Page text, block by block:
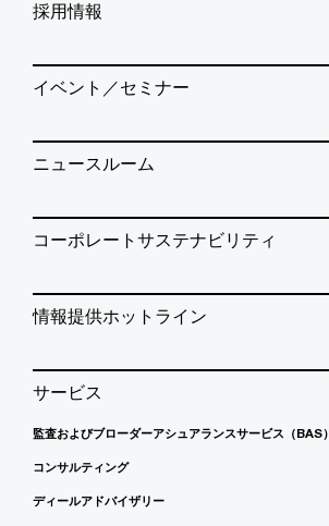
採用情報
イベント／セミナー
ニュースルーム
コーポレートサステナビリティ
情報提供ホットライン
サービス
監査およびブローダーアシュアランスサービス（BAS）
コンサルティング
ディールアドバイザリー